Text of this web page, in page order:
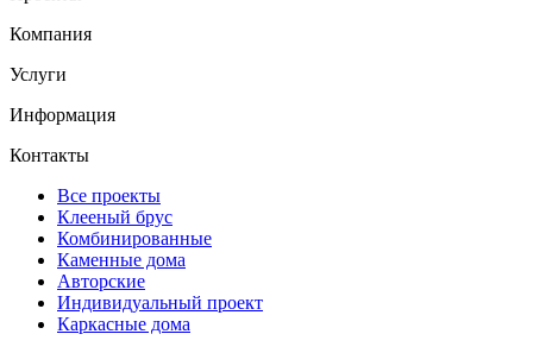
Компания
Услуги
Информация
Контакты
Все проекты
Клееный брус
Комбинированные
Каменные дома
Авторские
Индивидуальный проект
Каркасные дома